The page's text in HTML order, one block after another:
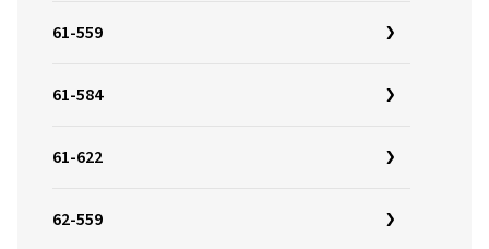
61-559
61-584
61-622
62-559